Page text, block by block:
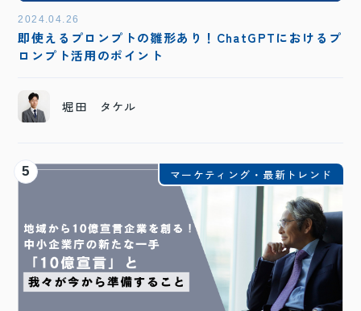
2024.04.26
即使えるプロンプトの雛形あり！ChatGPTにおけるプ
ロンプト活用のポイント
堀田 タケル
5 マーケティング・最新トレンド